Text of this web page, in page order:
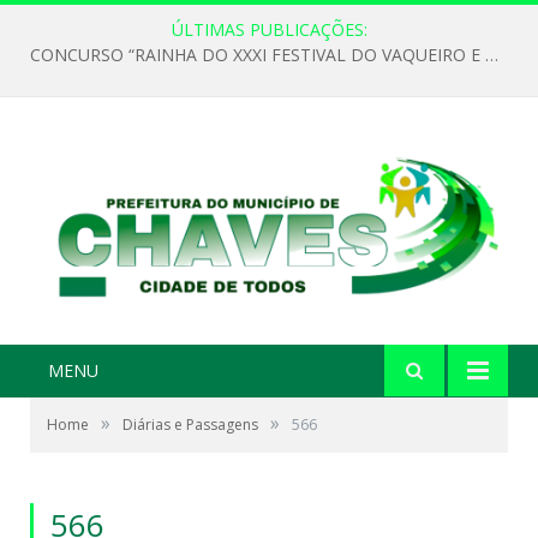
ÚLTIMAS PUBLICAÇÕES:
CONCURSO “RAINHA DO XXXI FESTIVAL DO VAQUEIRO E PESCADOR” 2026
MENU
Home » Diárias e Passagens » 566
566